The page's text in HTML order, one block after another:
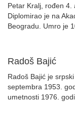
Petar Kralj, rođen 4.
Diplomirao je na
Beogradu. Umro je
Radoš Bajić
Radoš Bajić je
septembra 1953.
umetnosti 1976.